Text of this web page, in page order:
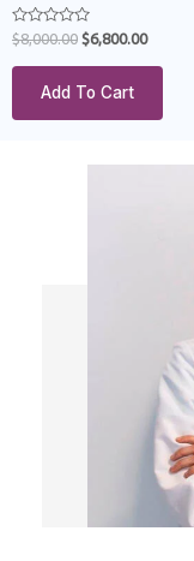
Rated
0
out
$8,000.00 $6,800.00
Add To Cart